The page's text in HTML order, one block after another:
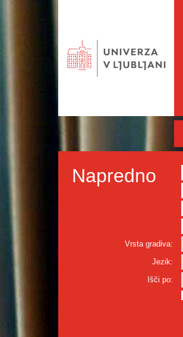
Napredno
Vrsta gradiva:
Jezik:
Išči po: